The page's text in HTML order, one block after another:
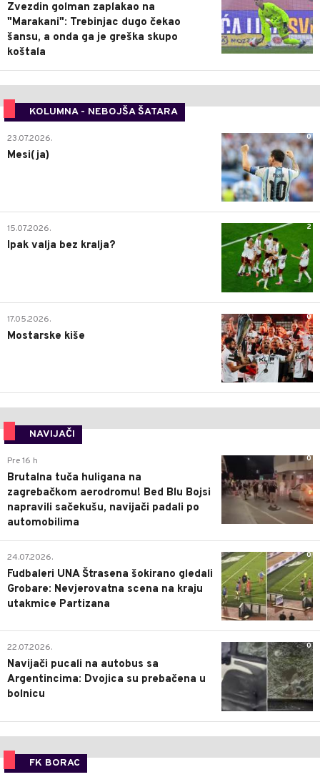
Zvezdin golman zaplakao na
"Marakani": Trebinjac dugo čekao
šansu, a onda ga je greška skupo
koštala
KOLUMNA - NEBOJŠA ŠATARA
0
23.07.2026.
Mesi(ja)
2
15.07.2026.
Ipak valja bez kralja?
0
17.05.2026.
Mostarske kiše
NAVIJAČI
0
Pre 16 h
Brutalna tuča huligana na
zagrebačkom aerodromu! Bed Blu Bojsi
napravili sačekušu, navijači padali po
automobilima
0
24.07.2026.
Fudbaleri UNA Štrasena šokirano gledali
Grobare: Nevjerovatna scena na kraju
utakmice Partizana
0
22.07.2026.
Navijači pucali na autobus sa
Argentincima: Dvojica su prebačena u
bolnicu
FK BORAC